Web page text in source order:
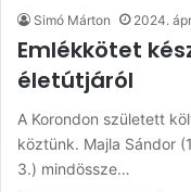
Simó Márton 2024.
Emlékkötet
életútjáról
A Korondon született
köztünk. Majla Sándor
3.) mindössze…